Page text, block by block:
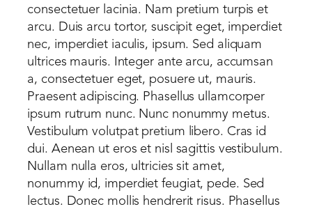
consectetuer lacinia. Nam pretium turpis et
arcu. Duis arcu tortor, suscipit eget, imperdiet
nec, imperdiet iaculis, ipsum. Sed aliquam
ultrices mauris. Integer ante arcu, accumsan
a, consectetuer eget, posuere ut, mauris.
Praesent adipiscing. Phasellus ullamcorper
ipsum rutrum nunc. Nunc nonummy metus.
Vestibulum volutpat pretium libero. Cras id
dui. Aenean ut eros et nisl sagittis vestibulum.
Nullam nulla eros, ultricies sit amet,
nonummy id, imperdiet feugiat, pede. Sed
lectus. Donec mollis hendrerit risus. Phasellus